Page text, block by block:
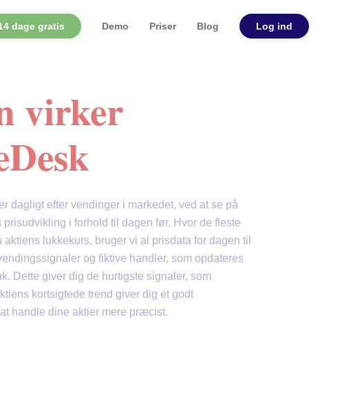
Log ind
Blog
Priser
Demo
dage gratis
virker
dagligt efter vendinger i markedet, ved at se på
prisudvikling i forhold til dagen før. Hvor de fleste
aktiens lukkekurs, bruger vi al prisdata for dagen til
og fiktive handler, som opdateres
Dette giver dig de hurtigste signaler, som
kortsigtede trend giver dig et godt
handle dine aktier mere præcist.